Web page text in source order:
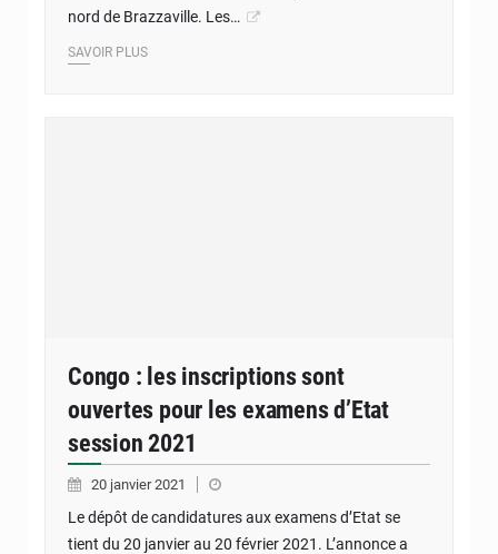
nord de Brazzaville. Les…
SAVOIR PLUS
Congo : les inscriptions sont
ouvertes pour les examens d’Etat
session 2021
20 janvier 2021
Le dépôt de candidatures aux examens d’Etat se
tient du 20 janvier au 20 février 2021. L’annonce a